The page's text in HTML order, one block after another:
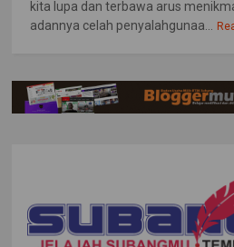
kita lupa dan terbawa arus
adannya celah penyalahgunaa...